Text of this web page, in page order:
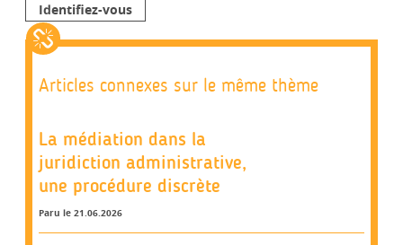
Identifiez-vous
Articles connexes sur le même thème
La médiation dans la
juridiction administrative,
une procédure discrète
Paru le 21.06.2026